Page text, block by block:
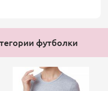
футболки